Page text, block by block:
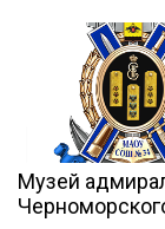
Музей